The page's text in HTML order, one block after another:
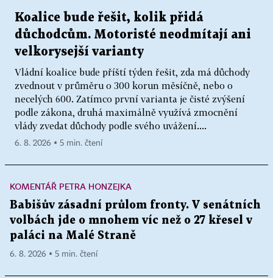
Koalice bude řešit, kolik přidá
důchodcům. Motoristé neodmítají ani
velkorysejší varianty
Vládní koalice bude příští týden řešit, zda má důchody
zvednout v průměru o 300 korun měsíčně, nebo o
necelých 600. Zatímco první varianta je čisté zvýšení
podle zákona, druhá maximálně využívá zmocnění
vlády zvedat důchody podle svého uvážení....
6. 8. 2026 ▪ 5 min. čtení
KOMENTÁŘ PETRA HONZEJKA
Babišův zásadní průlom fronty. V senátních
volbách jde o mnohem víc než o 27 křesel v
paláci na Malé Straně
6. 8. 2026 ▪ 5 min. čtení